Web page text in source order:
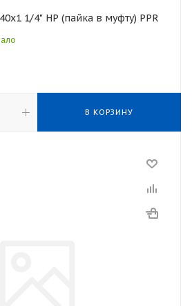
1/4" НР (пайка в муфту) PPR
В КОРЗИНУ